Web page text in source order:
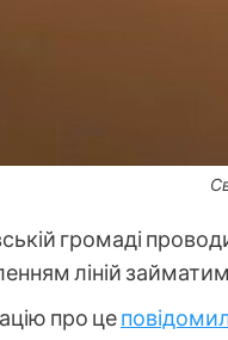
громаді
ліній
про це